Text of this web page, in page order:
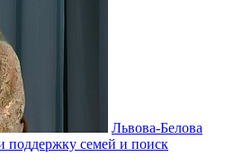
Львова-Белова
поддержку семей и поиск